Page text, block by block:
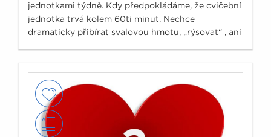
jednotkami týdně. Kdy předpokládáme, že cvičební
jednotka trvá kolem 60ti minut. Nechce
dramaticky přibírat svalovou hmotu, „rýsovat“ , ani